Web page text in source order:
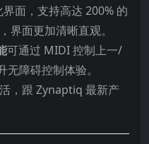
面，支持高达 200% 的
界面更加清晰直观。
可通过 MIDI 控制上一/
障碍控制体验。
，跟 Zynaptiq 最新产